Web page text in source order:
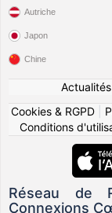
Autriche
Japon
Chine
Actualités
Cookies & RGPD
Conditions
Réseau de
Connexions